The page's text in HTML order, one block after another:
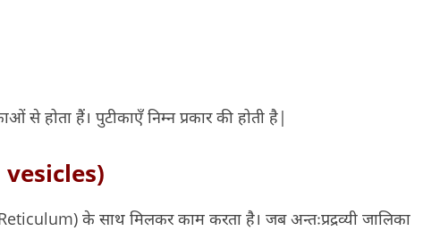
से होता हैं। पुटीकाएँ निम्न प्रकार की होती है|
के साथ मिलकर काम करता है। जब अन्तःप्रद्रव्यी जालिका